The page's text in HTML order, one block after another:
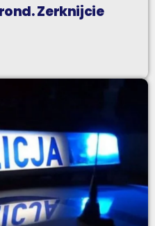
Zerknijcie